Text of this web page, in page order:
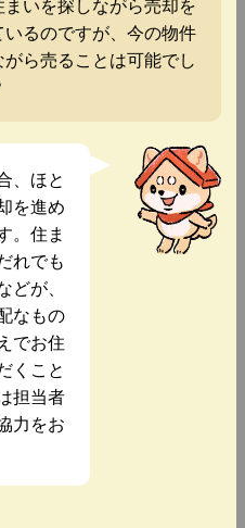
るのですが、今の物件
がら売ることは可能でし
、ほと
を進め
。住ま
れでも
が、
なもの
でお住
くこと
担当者
力をお